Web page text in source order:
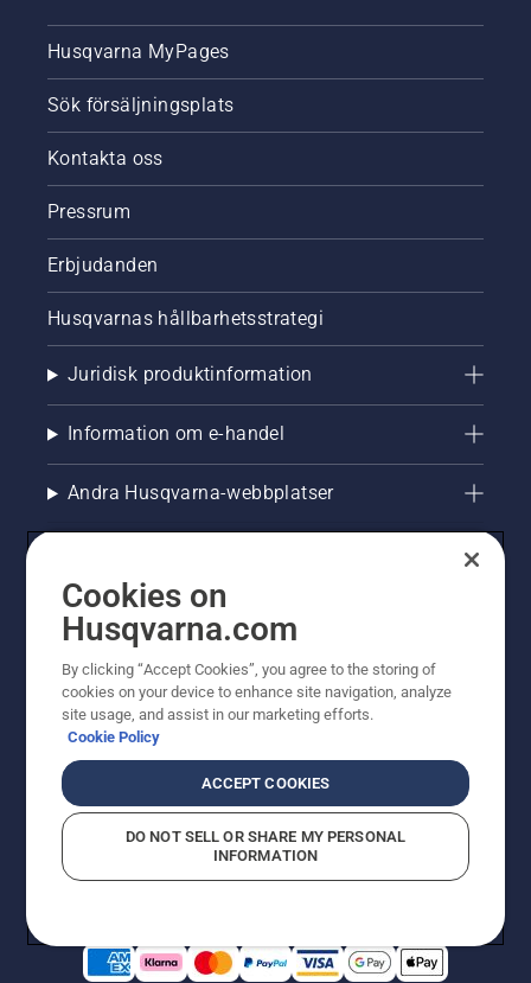
Husqvarna MyPages
Sök försäljningsplats
Kontakta oss
Pressrum
Erbjudanden
Husqvarnas hållbarhetsstrategi
Juridisk produktinformation
Information om e-handel
Andra Husqvarna-webbplatser
© Husqvarna AB (publ). All rights reserved. Priserna
som visas är rekommenderade cirkapriser. Alla angivna
priser är rekommenderade försäljningspriser (inkl.
moms) om inte produkten är tillgänglig för direkt köp.
CookiepolicyAnvändningsvillkor Sekretessmeddelande
Företagsinformation
Cookies on
Husqvarna.com
By clicking “Accept Cookies”, you agree to the storing of
cookies on your device to enhance site navigation, analyze
site usage, and assist in our marketing efforts.
Cookie Policy
ACCEPT COOKIES
DO NOT SELL OR SHARE MY PERSONAL
INFORMATION